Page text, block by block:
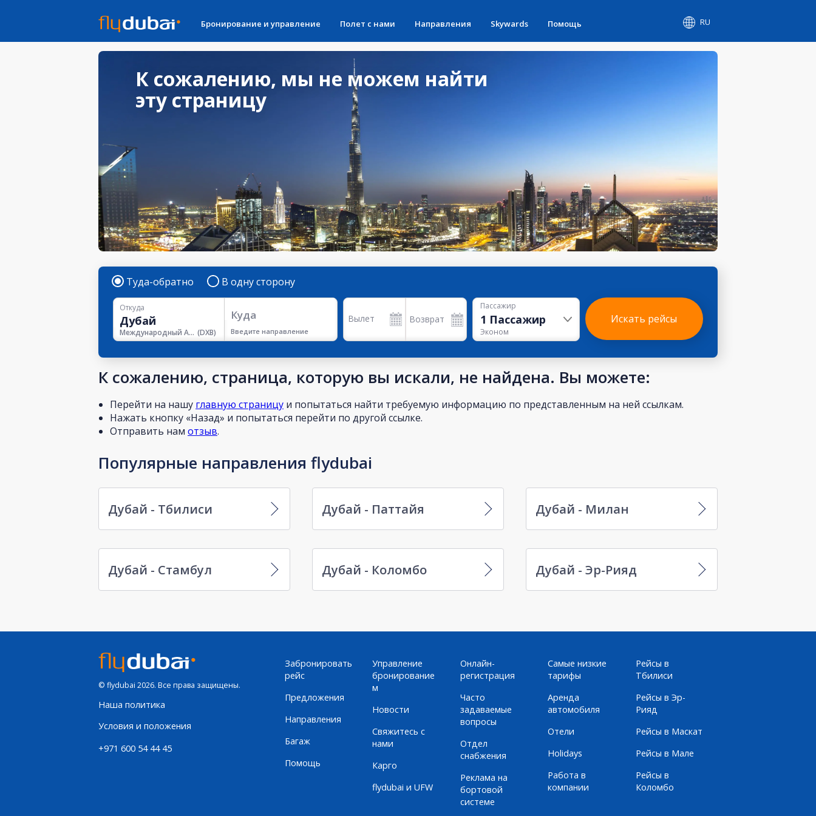
Бронирование и управление Полет с нами Направления Skywards Помощь RU
К сожалению, мы не можем найти
эту страницу
Туда-обратно В одну сторону
Откуда
Международный Аэропорт Дубая (DXB)
Куда
Введите направление
Вылет Возврат
Пассажир
1 Пассажир
Эконом
Искать рейсы
К сожалению, страница, которую вы искали, не найдена. Вы можете:
Перейти на нашу главную страницу и попытаться найти требуемую информацию по представленным на ней ссылкам.
Нажать кнопку «Назад» и попытаться перейти по другой ссылке.
Отправить нам отзыв.
Популярные направления flydubai
Дубай - Тбилиси Дубай - Паттайя Дубай - Милан
Дубай - Стамбул Дубай - Коломбо Дубай - Эр-Рияд
© flydubai 2026. Все права защищены.
Наша политика
Условия и положения
+971 600 54 44 45
Забронировать
рейс
Предложения
Направления
Багаж
Помощь
Управление
бронирование
м
Новости
Свяжитесь с
нами
Карго
flydubai и UFW
Онлайн-
регистрация
Часто
задаваемые
вопросы
Отдел
снабжения
Реклама на
бортовой
системе
Самые низкие
тарифы
Аренда
автомобиля
Отели
Holidays
Работа в
компании
Рейсы в
Тбилиси
Рейсы в Эр-
Рияд
Рейсы в Маскат
Рейсы в Мале
Рейсы в
Коломбо